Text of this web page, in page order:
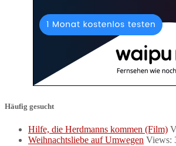
Häufig gesucht
Hilfe, die Herdmanns kommen (Film)
Weihnachtsliebe auf Umwegen Views: